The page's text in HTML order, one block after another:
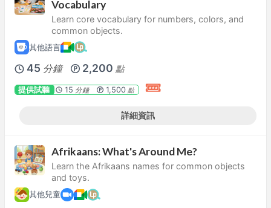
Vocabulary
Learn core vocabulary for numbers, colors, and
common objects.
其他語言
45 分鐘 2,200 點
提供試聽 15 分鐘 1,500點
詳細資訊
Afrikaans: What's Around Me?
Learn the Afrikaans names for common objects
and toys.
其他兒童